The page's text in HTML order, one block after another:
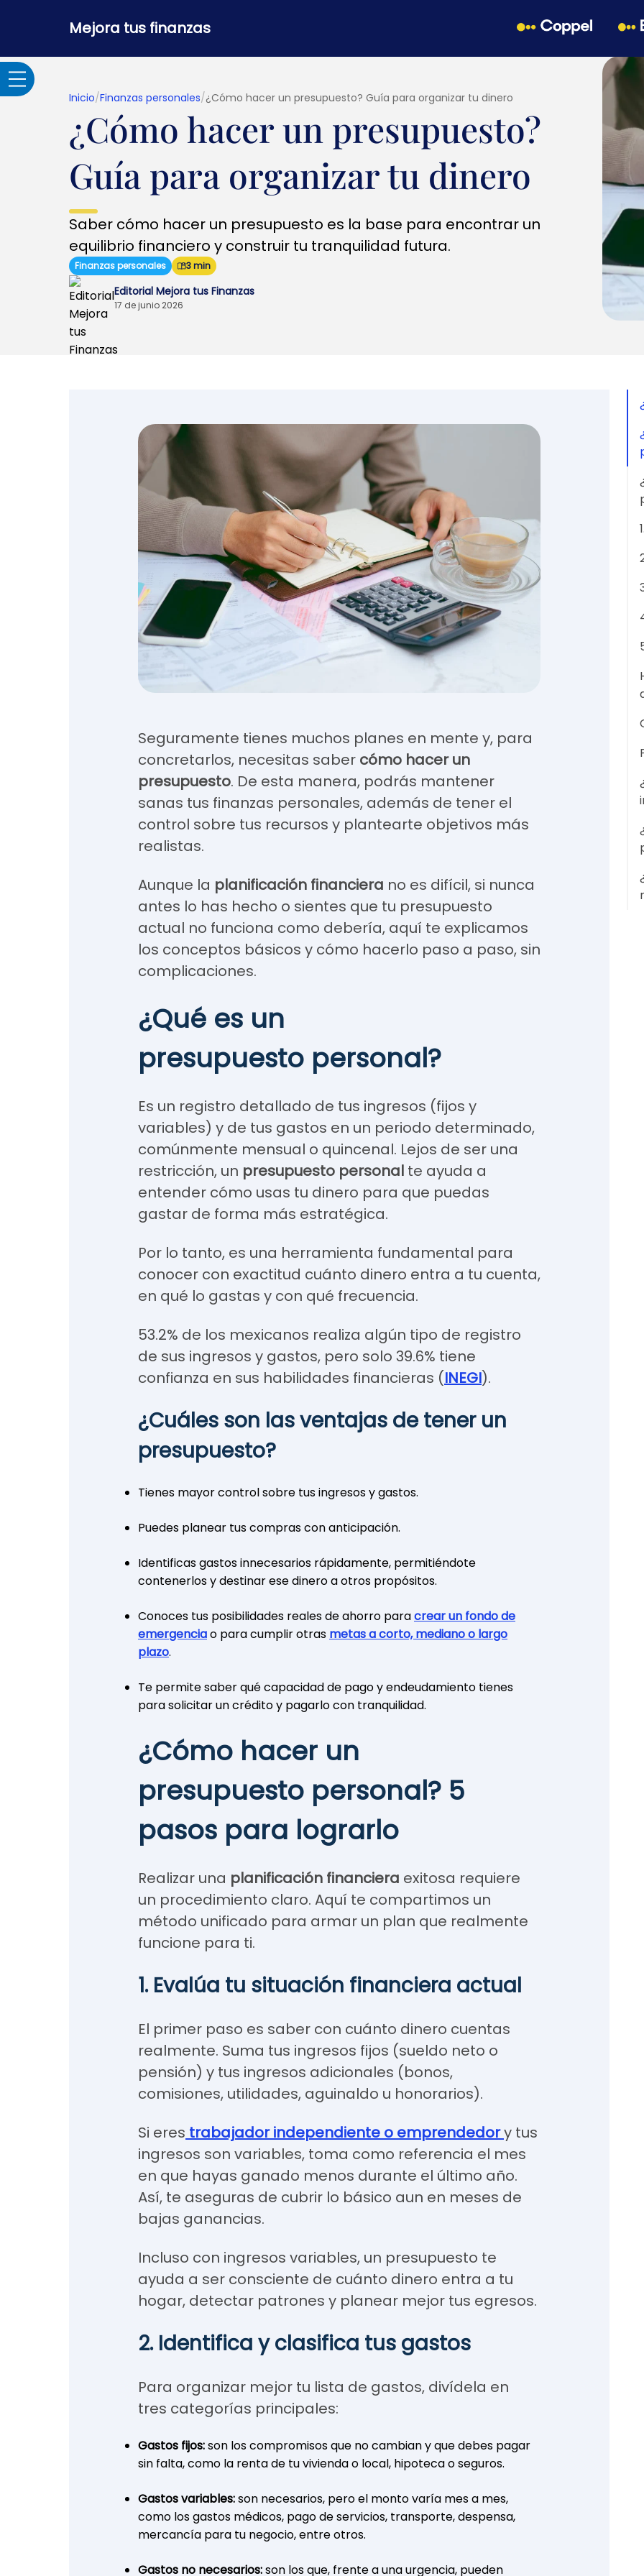
Mejora tus finanzas
Adultos Mayores
Banca por internet y
Crédito hipotecario
Créditos y
préstamos
Emprendedores y
Inicio/Finanzas personales/¿Cómo hacer un presupuesto? Guía para organizar tu dinero
¿Cómo hacer un presupuesto?
Guía para organizar tu dinero
Saber cómo hacer un presupuesto es la base para encontrar un
equilibrio financiero y construir tu tranquilidad futura.
Finanzas personales 3 min
Editorial Mejora tus Finanzas
17 de junio 2026
Seguramente tienes muchos planes en mente y, para
concretarlos, necesitas saber cómo hacer un
presupuesto. De esta manera, podrás mantener
sanas tus finanzas personales, además de tener el
control sobre tus recursos y plantearte objetivos más
realistas.
Aunque la planificación financiera no es difícil, si nunca
antes lo has hecho o sientes que tu presupuesto
actual no funciona como debería, aquí te explicamos
los conceptos básicos y cómo hacerlo paso a paso, sin
complicaciones.
¿Qué es un
presupuesto personal?
Es un registro detallado de tus ingresos (fijos y
variables) y de tus gastos en un periodo determinado,
comúnmente mensual o quincenal. Lejos de ser una
restricción, un presupuesto personal te ayuda a
entender cómo usas tu dinero para que puedas
gastar de forma más estratégica.
Por lo tanto, es una herramienta fundamental para
conocer con exactitud cuánto dinero entra a tu cuenta,
en qué lo gastas y con qué frecuencia.
53.2% de los mexicanos realiza algún tipo de registro
de sus ingresos y gastos, pero solo 39.6% tiene
confianza en sus habilidades financieras (INEGI).
¿Cuáles son las ventajas de tener un
presupuesto?
Tienes mayor control sobre tus ingresos y gastos.
Puedes planear tus compras con anticipación.
Identificas gastos innecesarios rápidamente, permitiéndote
contenerlos y destinar ese dinero a otros propósitos.
Conoces tus posibilidades reales de ahorro paracrear un fondo de
emergenciao para cumplir otras metas a corto, mediano o largo
plazo.
Te permite saber qué capacidad de pago y endeudamiento tienes
para solicitar un crédito y pagarlo con tranquilidad.
¿Cómo hacer un
presupuesto personal? 5
pasos para lograrlo
Realizar una planificación financiera exitosa requiere
un procedimiento claro. Aquí te compartimos un
método unificado para armar un plan que realmente
funcione para ti.
1. Evalúa tu situación financiera actual
El primer paso es saber con cuánto dinero cuentas
realmente. Suma tus ingresos fijos (sueldo neto o
pensión) y tus ingresos adicionales (bonos,
comisiones, utilidades, aguinaldo u honorarios).
Si eres trabajador independiente o emprendedory tus
ingresos son variables, toma como referencia el mes
en que hayas ganado menos durante el último año.
Así, te aseguras de cubrir lo básico aun en meses de
bajas ganancias.
Incluso con ingresos variables, un presupuesto te
ayuda a ser consciente de cuánto dinero entra a tu
hogar, detectar patrones y planear mejor tus egresos.
2. Identifica y clasifica tus gastos
Para organizar mejor tu lista de gastos, divídela en
tres categorías principales:
Gastos fijos:son los compromisos que no cambian y que debes pagar
sin falta, como la renta de tu vivienda o local, hipoteca o seguros.
Gastos variables:son necesarios, pero el monto varía mes a mes,
como los gastos médicos, pago de servicios, transporte, despensa,
mercancía para tu negocio, entre otros.
Gastos no necesarios:son los que, frente a una urgencia, pueden